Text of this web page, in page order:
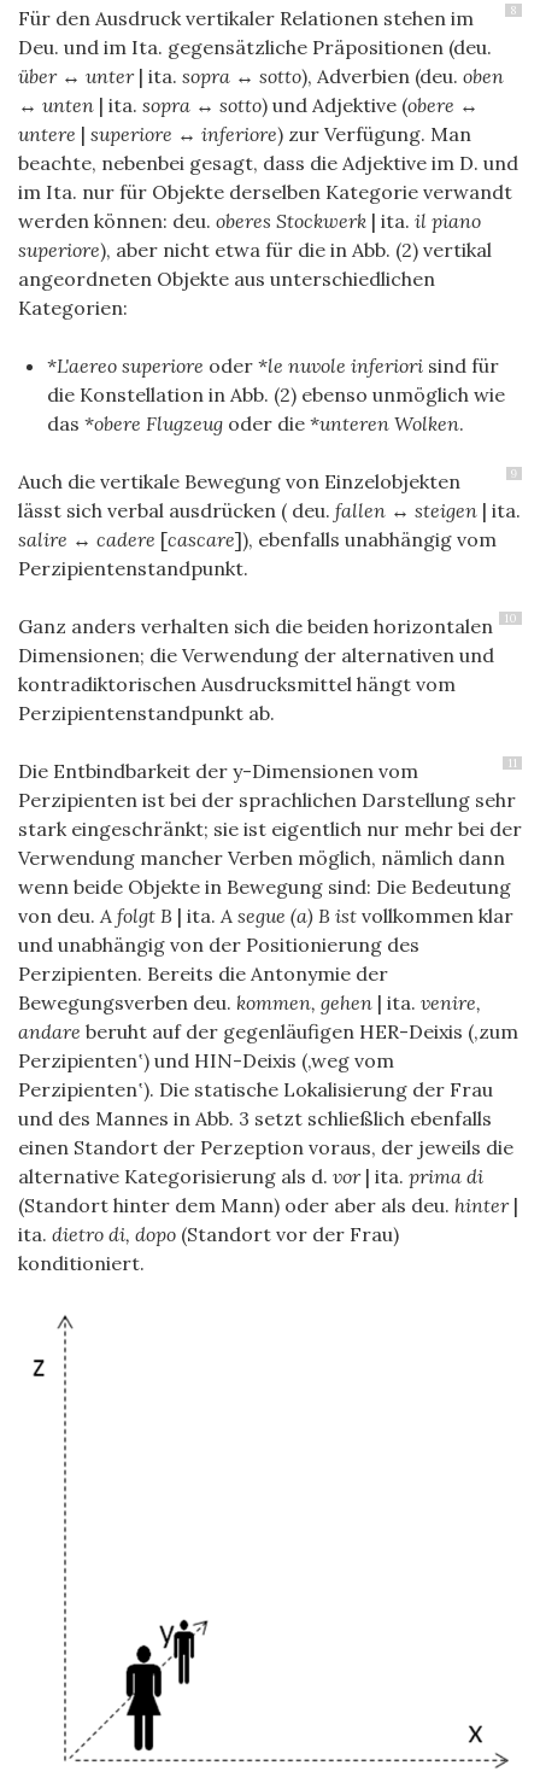
8
Für den Ausdruck vertikaler Relationen stehen im
Deu. und im Ita. gegensätzliche Präpositionen (deu.
über ↔ unter | ita. sopra ↔ sotto), Adverbien (deu. oben
↔ unten | ita. sopra ↔ sotto) und Adjektive (obere ↔
untere | superiore ↔ inferiore) zur Verfügung. Man
beachte, nebenbei gesagt, dass die Adjektive im D. und
im Ita. nur für Objekte derselben Kategorie verwandt
werden können: deu. oberes Stockwerk | ita. il piano
superiore), aber nicht etwa für die in Abb. (2) vertikal
angeordneten Objekte aus unterschiedlichen
Kategorien:
*L'aereo superiore oder *le nuvole inferiori sind für
die Konstellation in Abb. (2) ebenso unmöglich wie
das *obere Flugzeug oder die *unteren Wolken.
9
Auch die vertikale Bewegung von Einzelobjekten
lässt sich verbal ausdrücken ( deu. fallen ↔ steigen | ita.
salire ↔ cadere [cascare]), ebenfalls unabhängig vom
Perzipientenstandpunkt.
10
Ganz anders verhalten sich die beiden horizontalen
Dimensionen; die Verwendung der alternativen und
kontradiktorischen Ausdrucksmittel hängt vom
Perzipientenstandpunkt ab.
11
Die Entbindbarkeit der y-Dimensionen vom
Perzipienten ist bei der sprachlichen Darstellung sehr
stark eingeschränkt; sie ist eigentlich nur mehr bei der
Verwendung mancher Verben möglich, nämlich dann
wenn beide Objekte in Bewegung sind: Die Bedeutung
von deu. A folgt B | ita. A segue (a) B ist vollkommen klar
und unabhängig von der Positionierung des
Perzipienten. Bereits die Antonymie der
Bewegungsverben deu. kommen, gehen | ita. venire,
andare beruht auf der gegenläufigen HER-Deixis (‚zum
Perzipienten‛) und HIN-Deixis (‚weg vom
Perzipienten‛). Die statische Lokalisierung der Frau
und des Mannes in Abb. 3 setzt schließlich ebenfalls
einen Standort der Perzeption voraus, der jeweils die
alternative Kategorisierung als d. vor | ita. prima di
(Standort hinter dem Mann) oder aber als deu. hinter |
ita. dietro di, dopo (Standort vor der Frau)
konditioniert.